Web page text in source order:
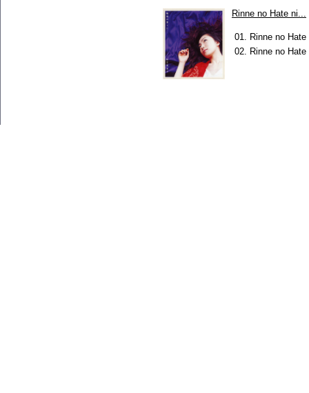
Rinne no Hate ni...
01. Rinne no
02. Rinne no